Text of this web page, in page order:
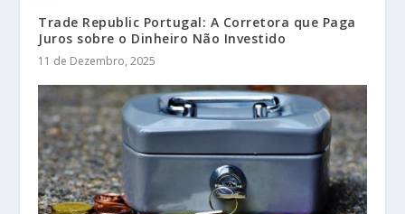
Trade Republic Portugal: A Corretora que Paga
Juros sobre o Dinheiro Não Investido
11 de Dezembro, 2025